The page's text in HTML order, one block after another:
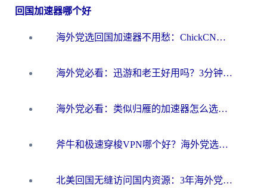
回国加速器哪个好
海外党选回国加速器不用愁：ChickCN和洞见哪个好？一篇搞定所有疑问
海外党必看：迅游和老王好用吗？3分钟选对加速国内网络的加速器
海外党必看：类似归雁的加速器怎么选？一篇搞定无缝访问国内资源
斧牛和极速穿梭VPN哪个好？海外党选回国加速器必看的真实对比与避坑指南
北美回国无缝访问国内资源：3年海外党亲测的加速器选择指南